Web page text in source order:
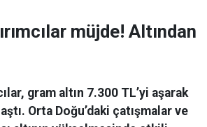
müjde! Altından
gram altın 7.300 TL’yi aşarak
Orta Doğu’daki çatışmalar ve